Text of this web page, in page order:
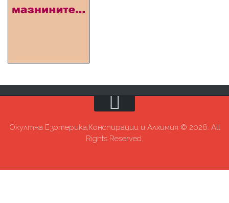
Окултна Езотерика,Конспирации и Алхимия © 2026. All
Rights Reserved.